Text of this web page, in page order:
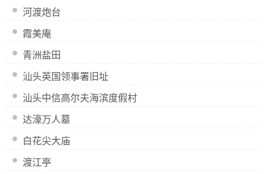
河渡炮台
霞美庵
青洲盐田
汕头英国领事署旧址
汕头中信高尔夫海滨度假村
达濠万人墓
白花尖大庙
渡江亭